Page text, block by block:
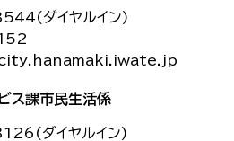
ダイヤルイン)
ス課市民生活係
ダイヤルイン)